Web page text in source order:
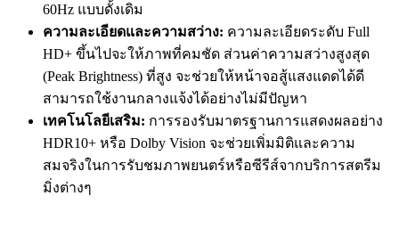
60Hz แบบดั้งเดิม
ความละเอียดและความสว่าง: ความละเอียดระดับ Full
HD+ ขึ้นไปจะให้ภาพที่คมชัด ส่วนค่าความสว่างสูงสุด
(Peak Brightness) ที่สูง จะช่วยให้หน้าจอสู้แสงแดดได้ดี
สามารถใช้งานกลางแจ้งได้อย่างไม่มีปัญหา
เทคโนโลยีเสริม: การรองรับมาตรฐานการแสดงผลอย่าง
HDR10+ หรือ Dolby Vision จะช่วยเพิ่มมิติและความ
สมจริงในการรับชมภาพยนตร์หรือซีรีส์จากบริการสตรีม
มิ่งต่างๆ